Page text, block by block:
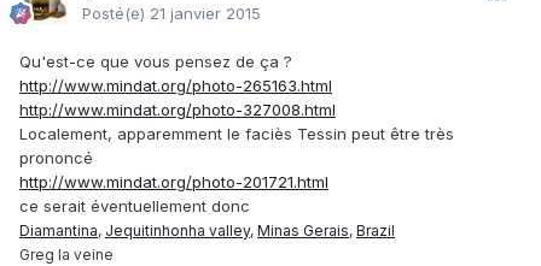
Posté(e) 21 janvier 2015
Qu'est-ce que vous pensez de ça ?
http://www.mindat.org/photo-265163.html
http://www.mindat.org/photo-327008.html
Localement, apparemment le faciès Tessin peut être très
prononcé
http://www.mindat.org/photo-201721.html
ce serait éventuellement donc
Diamantina, Jequitinhonha valley, Minas Gerais, Brazil
Greg la veine